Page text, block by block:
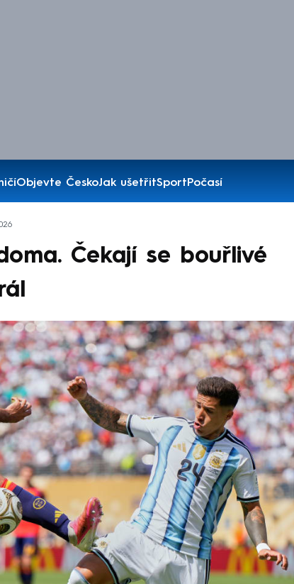
Objevte ČeskoJak ušetřitSportPočasí
Čekají se bouřlivé